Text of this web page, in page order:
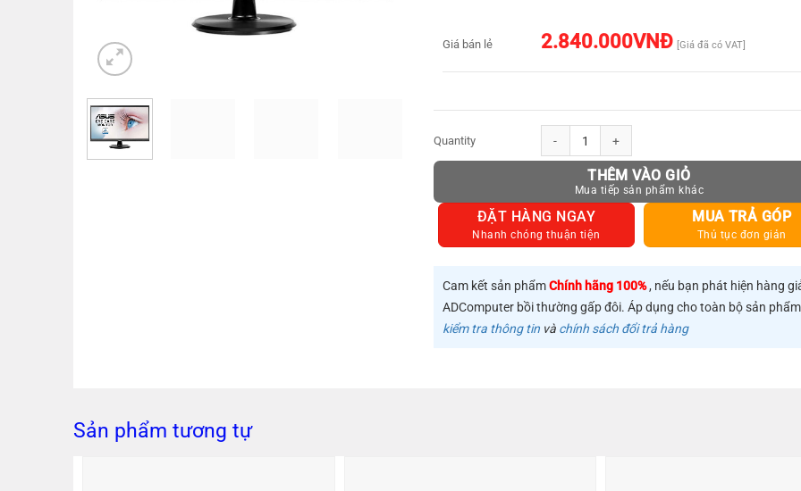
60HZ
Giá bán lẻ 2.840.000VNĐ [Giá đã có VAT]
Màn hình Asus VA249HE 23.8Inch VA số lượng
THÊM VÀO GIỎ
ĐẶT HÀNG NGAY
Nhanh chóng thuận tiện
MUA TRẢ GÓP
Thủ tục đơn giản
Cam kết sản phẩmChính hãng 100%, nếu bạn phát hiện hàng
ADComputer bồi thường gấp đôi. Áp dụng cho toàn bộ sản
kiểm tra thông tin và chính sách đổi trả hàng
Sản phẩm tương tự